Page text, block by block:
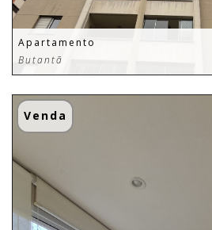
Apartamento
Butantã
Venda